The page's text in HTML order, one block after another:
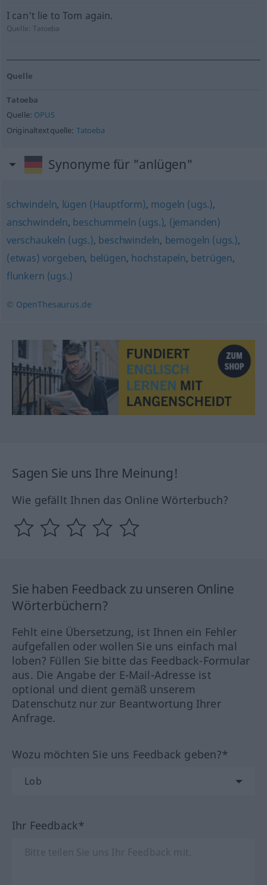
I can't lie to Tom again.
Quelle:Tatoeba
Quelle
Tatoeba
Quelle: OPUS
Originaltextquelle: Tatoeba
Synonyme für "anlügen"
schwindeln, lügen (Hauptform), mogeln (ugs.),
anschwindeln, beschummeln (ugs.), (jemanden)
verschaukeln (ugs.), beschwindeln, bemogeln (ugs.),
(etwas) vorgeben, belügen, hochstapeln, betrügen,
flunkern (ugs.)
© OpenThesaurus.de
Sagen Sie uns Ihre Meinung!
Wie gefällt Ihnen das Online Wörterbuch?
Sie haben Feedback zu unseren Online
Wörterbüchern?
Fehlt eine Übersetzung, ist Ihnen ein Fehler
aufgefallen oder wollen Sie uns einfach mal
loben? Füllen Sie bitte das Feedback-Formular
aus. Die Angabe der E-Mail-Adresse ist
optional und dient gemäß unserem
Datenschutz nur zur Beantwortung Ihrer
Anfrage.
Wozu möchten Sie uns Feedback geben?*
Ihr Feedback*